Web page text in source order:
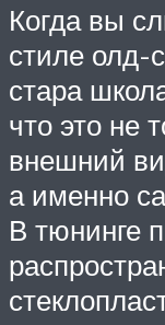
Когда вы
стиле олд-
стара
что это не
внешний
а именно
В тюнинге